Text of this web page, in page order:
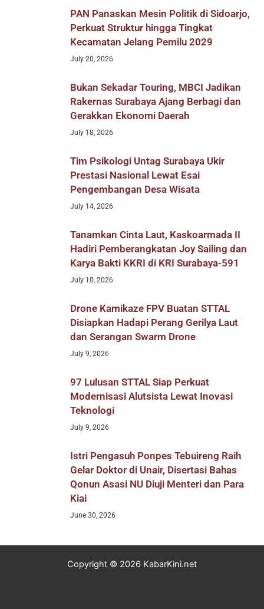
PAN Panaskan Mesin Politik di Sidoarjo,
Perkuat Struktur hingga Tingkat
Kecamatan Jelang Pemilu 2029
July 20, 2026
Bukan Sekadar Touring, MBCI Jadikan
Rakernas Surabaya Ajang Berbagi dan
Gerakkan Ekonomi Daerah
July 18, 2026
Tim Psikologi Untag Surabaya Ukir
Prestasi Nasional Lewat Esai
Pengembangan Desa Wisata
July 14, 2026
Tanamkan Cinta Laut, Kaskoarmada II
Hadiri Pemberangkatan Joy Sailing dan
Karya Bakti KKRI di KRI Surabaya-591
July 10, 2026
Drone Kamikaze FPV Buatan STTAL
Disiapkan Hadapi Perang Gerilya Laut
dan Serangan Swarm Drone
July 9, 2026
97 Lulusan STTAL Siap Perkuat
Modernisasi Alutsista Lewat Inovasi
Teknologi
July 9, 2026
Istri Pengasuh Ponpes Tebuireng Raih
Gelar Doktor di Unair, Disertasi Bahas
Qonun Asasi NU Diuji Menteri dan Para
Kiai
June 30, 2026
Copyright © 2026 KabarKini.net